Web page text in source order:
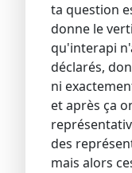
ta question
donne le
qu'interapi
déclarés,
ni
et après ça
des
mais alors